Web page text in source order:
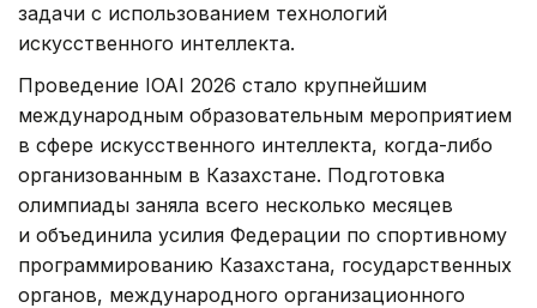
задачи с использованием технологий
искусственного интеллекта.
Проведение IOAI 2026 стало крупнейшим
международным образовательным мероприятием
в сфере искусственного интеллекта, когда-либо
организованным в Казахстане. Подготовка
олимпиады заняла всего несколько месяцев
и объединила усилия Федерации по спортивному
программированию Казахстана, государственных
органов, международного организационного